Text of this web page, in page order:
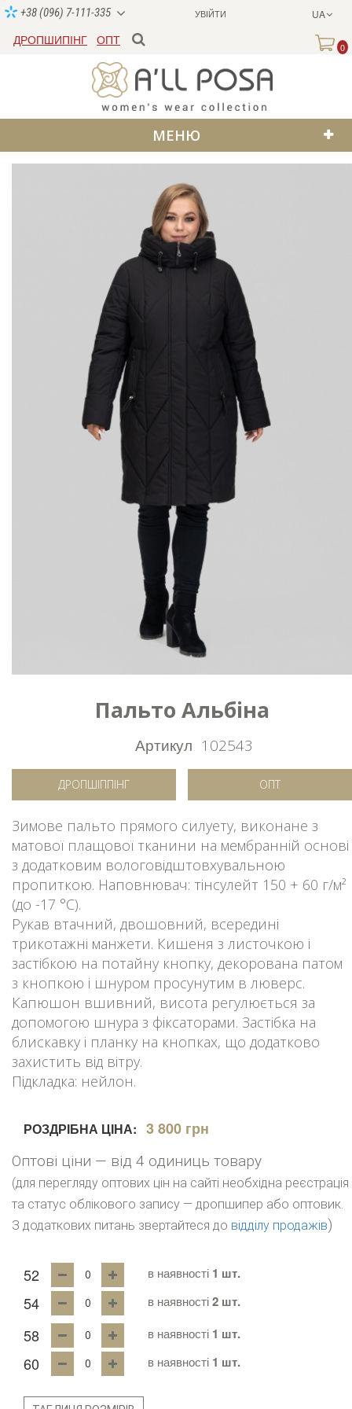
УВІЙТИ UA
+38 (096) 7-111-335
ДРОПШИПІНГ ОПТ
0
МЕНЮ
Пальто Альбіна
Артикул 102543
ДРОПШІППІНГ ОПТ
Зимове пальто прямого силуету, виконане з
матової плащової тканини на мембранній основі
з додатковим вологовідштовхувальною
пропиткою. Наповнювач: тінсулейт 150 + 60 г/м²
(до -17 °C).
Рукав втачний, двошовний, всередині
трикотажні манжети. Кишеня з листочкою і
застібкою на потайну кнопку, декорована патом
з кнопкою і шнуром просунутим в люверс.
Капюшон вшивний, висота регулюється за
допомогою шнура з фіксаторами. Застібка на
блискавку і планку на кнопках, що додатково
захистить від вітру.
Підкладка: нейлон.
РОЗДРІБНА ЦІНА: 3 800 грн
Оптові ціни — від 4 одиниць товару
(для перегляду оптових цін на сайті необхідна реєстрація
та статус облікового запису — дропшипер або оптовик.
З додаткових питань звертайтеся до відділу продажів)
52 в наявності 1 шт.
54 в наявності2 шт.
58 в наявності 1 шт.
60 в наявності 1 шт.